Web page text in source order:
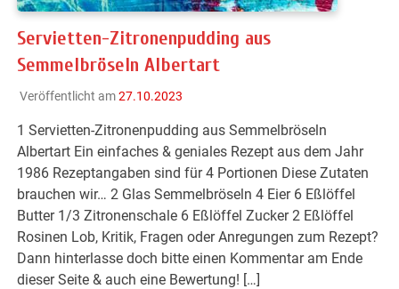
Servietten-Zitronenpudding aus
Semmelbröseln Albertart
Veröffentlicht am27.10.2023
1 Servietten-Zitronenpudding aus Semmelbröseln
Albertart Ein einfaches & geniales Rezept aus dem Jahr
1986 Rezeptangaben sind für 4 Portionen Diese Zutaten
brauchen wir… 2 Glas Semmelbröseln 4 Eier 6 Eßlöffel
Butter 1/3 Zitronenschale 6 Eßlöffel Zucker 2 Eßlöffel
Rosinen Lob, Kritik, Fragen oder Anregungen zum Rezept?
Dann hinterlasse doch bitte einen Kommentar am Ende
dieser Seite & auch eine Bewertung! […]